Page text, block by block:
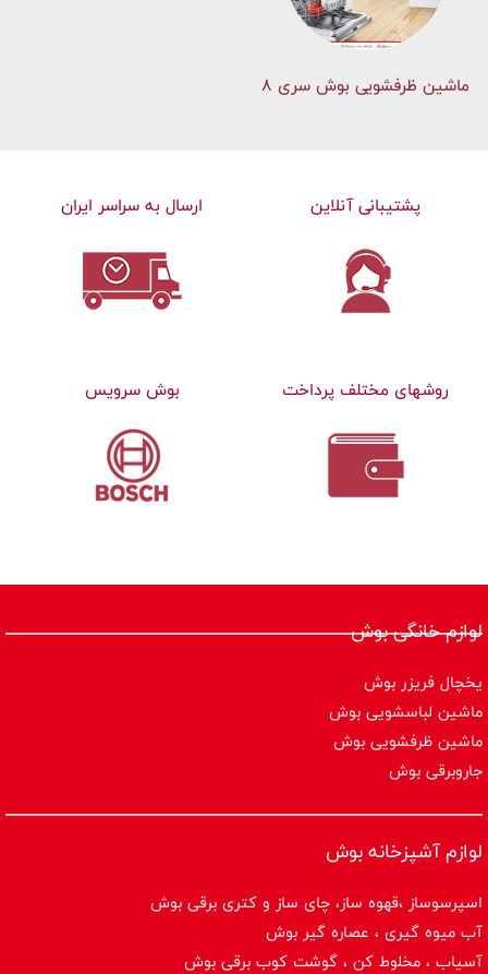
ماشین ظرفشویی بوش سری 8
پشتیبانی آنلاین ارسال به سراسر ایران
روشهای مختلف پرداخت بوش سرویس
لوازم خانگی بوش
یخچال فریزر بوش
ماشین لباسشویی بوش
ماشین ظرفشویی بوش
جاروبرقی بوش
لوازم آشپزخانه بوش
اسپرسوساز ،قهوه ساز، چای ساز و کتری برقی بوش
آب میوه گیری ، عصاره گیر بوش
آسیاب ، مخلوط کن ، گوشت کوب برقی بوش